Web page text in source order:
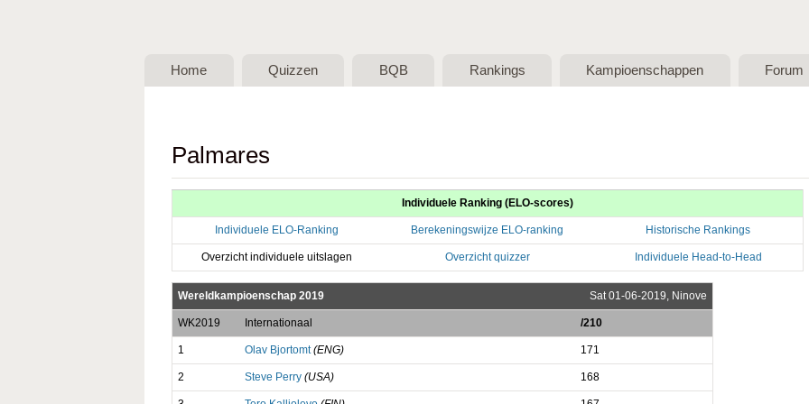
Belgische
vzw
Home Quizzen BQB Rankings Kampioenschappen Forum
Palmares
Individuele Ranking (ELO-scores)
Individuele ELO-Ranking Berekeningswijze ELO-ranking Historische Rankings
Overzicht individuele uitslagen Overzicht quizzer Individuele Head-to-Head
Wereldkampioenschap 2019 Sat 01-06-2019, Ninove
WK2019 Internationaal /210
1 Olav Bjortomt (ENG) 171
2 Steve Perry (USA) 168